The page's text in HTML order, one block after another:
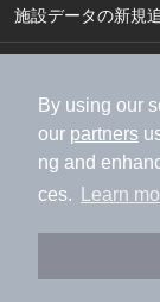
By using our
our partners
ng and
ces.
Learn
施設データの新規
加盟店
利用規
特定商
運